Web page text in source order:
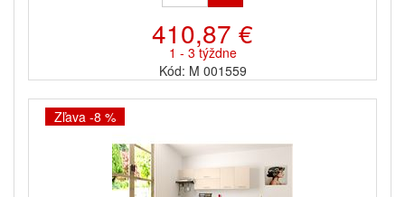
410,87 €
1 - 3 týždne
Kód: M 001559
Zľava -8 %